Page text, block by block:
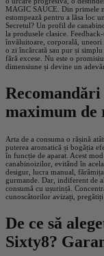
MAGIC SAUCE. Din primele
estompează pentru a lăsa loc
Secretul? Un profil de
la produsele clasice.
învăluitoare, corporală, uneori
o zi încărcată sau pur și
fără excese. Nu este o
dimensiune și devine un
maximum de
Arta de a consuma o rășină
puterea aromatică și bogăția
în funcție de aparat. Acest
canabinoizilor, evitând în
desigur, lucra manual,
gurmande. Dar, indiferent de
consumă cu ușurință.
cunoscătorilor avizați,
De ce să
Sixty8?